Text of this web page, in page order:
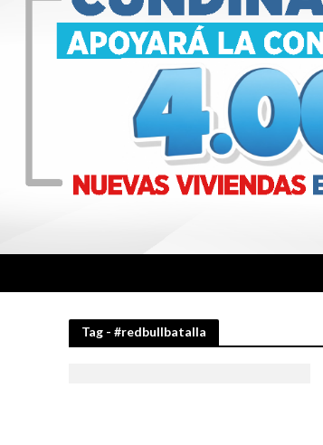
Tag - #redbullbatalla